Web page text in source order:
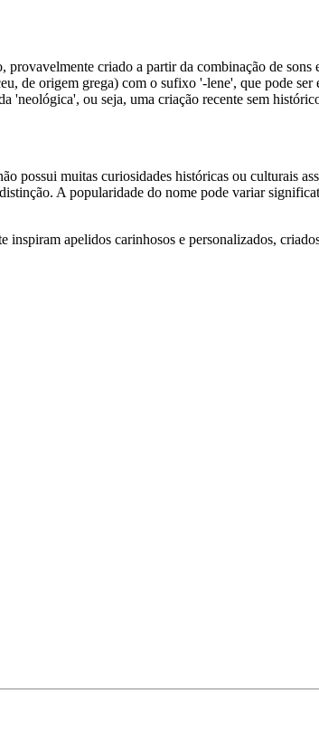
criado a partir da combinação de
de origem grega) com o sufixo '-lene', que pode ser
'neológica', ou seja, uma criação recente sem
possui muitas curiosidades históricas ou culturais
A popularidade do nome pode variar
apelidos carinhosos e personalizados,